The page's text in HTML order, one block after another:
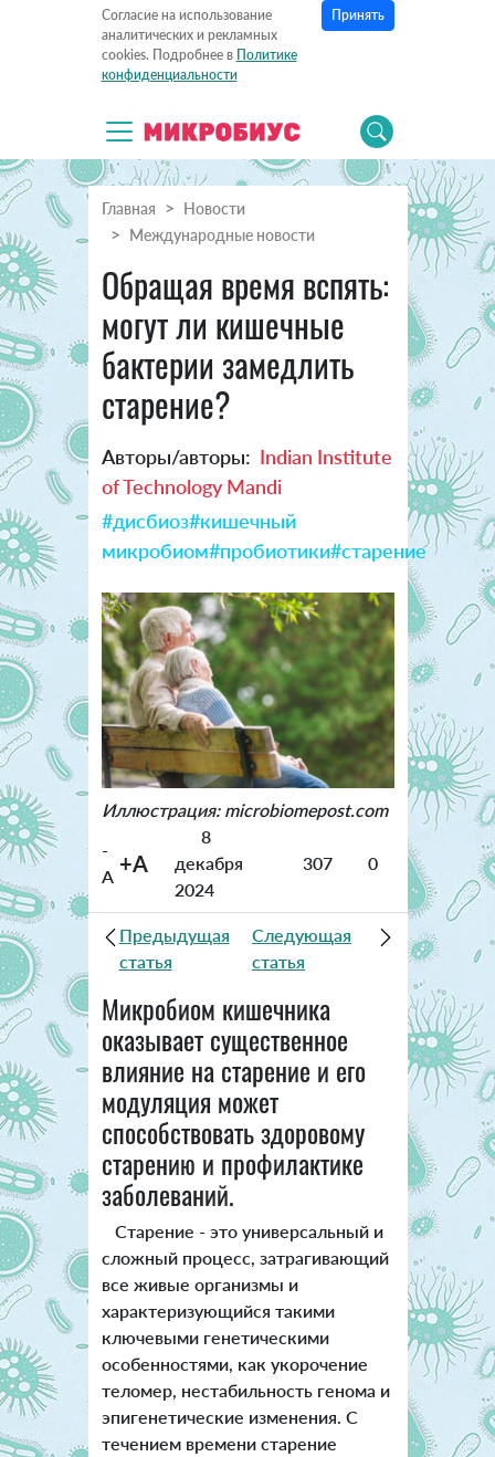
Согласие на использование
аналитических и рекламных
cookies. Подробнее в Политике
конфиденциальности
Принять
Главная
Новости
Международные новости
Обращая время вспять:
могут ли кишечные
бактерии замедлить
старение?
Авторы/авторы: Indian Institute
of Technology Mandi
#дисбиоз#кишечный
микробиом#пробиотики#старение
Иллюстрация: microbiomepost.com
-
A +A
8
декабря
2024
307 0
Предыдущая
статья
Следующая
статья
Микробиом кишечника
оказывает существенное
влияние на старение и его
модуляция может
способствовать здоровому
старению и профилактике
заболеваний.
Старение - это универсальный и
сложный процесс, затрагивающий
все живые организмы и
характеризующийся такими
ключевыми генетическими
особенностями, как укорочение
теломер, нестабильность генома и
эпигенетические изменения. С
течением времени старение